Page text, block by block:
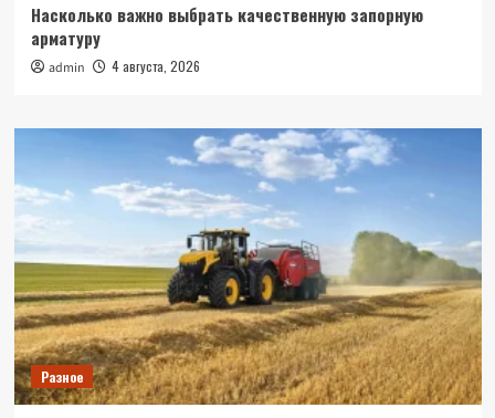
Насколько важно выбрать качественную запорную
арматуру
admin 4 августа, 2026
Разное